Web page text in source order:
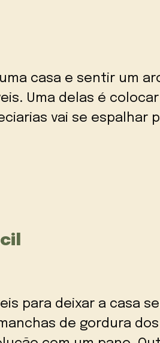
casa e sentir um
Uma delas é
vai se espalhar
para deixar a casa
de gordura